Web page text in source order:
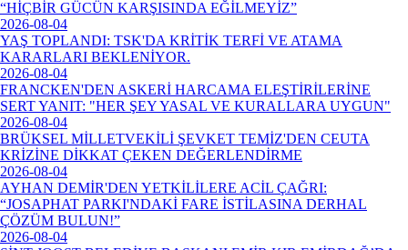
“HİÇBİR GÜCÜN KARŞISINDA EĞİLMEYİZ”
2026-08-04
YAŞ TOPLANDI: TSK'DA KRİTİK TERFİ VE ATAMA
KARARLARI BEKLENİYOR.
2026-08-04
FRANCKEN'DEN ASKERİ HARCAMA ELEŞTİRİLERİNE
SERT YANIT: "HER ŞEY YASAL VE KURALLARA UYGUN"
2026-08-04
BRÜKSEL MİLLETVEKİLİ ŞEVKET TEMİZ'DEN CEUTA
KRİZİNE DİKKAT ÇEKEN DEĞERLENDİRME
2026-08-04
AYHAN DEMİR'DEN YETKİLİLERE ACİL ÇAĞRI:
“JOSAPHAT PARKI'NDAKİ FARE İSTİLASINA DERHAL
ÇÖZÜM BULUN!”
2026-08-04